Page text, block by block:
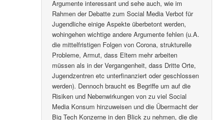
Argumente interessant und sehe auch, wie im
Rahmen der Debatte zum Social Media Verbot für
Jugendliche einige Aspekte überbetont werden,
wohingehen wichtige andere Argumente fehlen (u.A.
die mittelfristigen Folgen von Corona, strukturelle
Probleme, Armut, dass Eltern mehr arbeiten
müssen als in der Vergangenheit, dass Dritte Orte,
Jugendzentren etc unterfinanziert oder geschlossen
werden). Dennoch braucht es Begriffe um auf die
Risiken und Nebenwirkungen von zu viel Social
Media Konsum hinzuweisen und die Übermacht der
Big Tech Konzerne in den Blick zu nehmen, die die